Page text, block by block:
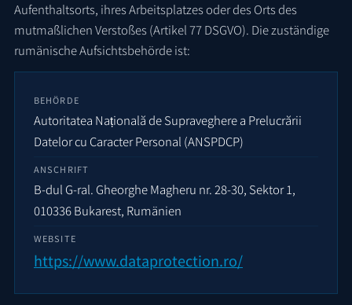
Aufenthaltsorts, ihres Arbeitsplatzes oder des Orts des
mutmaßlichen Verstoßes (Artikel 77 DSGVO). Die zuständige
rumänische Aufsichtsbehörde ist:
BEHÖRDE
Autoritatea Națională de Supraveghere a Prelucrării
Datelor cu Caracter Personal (ANSPDCP)
ANSCHRIFT
B-dul G-ral. Gheorghe Magheru nr. 28-30, Sektor 1,
010336 Bukarest, Rumänien
WEBSITE
https://www.dataprotection.ro/